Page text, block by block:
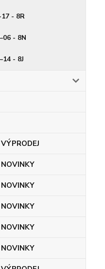
- 8R
- 8N
- 8J